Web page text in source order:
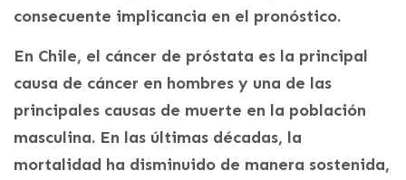
consecuente implicancia en el pronóstico.
En Chile, el cáncer de próstata es la principal
causa de cáncer en hombres y una de las
principales causas de muerte en la población
masculina. En las últimas décadas, la
mortalidad ha disminuido de manera sostenida,